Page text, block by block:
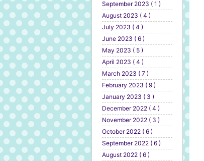
September 2023 ( 1 )
August 2023 ( 4 )
July 2023 ( 4 )
June 2023 ( 6 )
May 2023 ( 5 )
April 2023 ( 4 )
March 2023 ( 7 )
February 2023 ( 9 )
January 2023 ( 3 )
December 2022 ( 4 )
November 2022 ( 3 )
October 2022 ( 6 )
September 2022 ( 6 )
August 2022 ( 6 )